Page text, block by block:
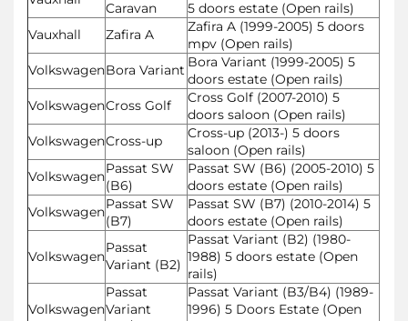
Caravan
5 doors estate (Open rails)
Vauxhall
Zafira A
Zafira A (1999-2005) 5 doors
mpv (Open rails)
VolkswagenBora Variant Bora Variant (1999-2005) 5
doors estate (Open rails)
VolkswagenCross Golf
Cross Golf (2007-2010) 5
doors saloon (Open rails)
VolkswagenCross-up
Cross-up (2013-) 5 doors
saloon (Open rails)
VolkswagenPassat SW
(B6)
Passat SW (B6) (2005-2010) 5
doors estate (Open rails)
VolkswagenPassat SW
(B7)
Passat SW (B7) (2010-2014) 5
doors estate (Open rails)
Volkswagen
Passat
Variant (B2)
Passat Variant (B2) (1980-
1988) 5 doors estate (Open
rails)
Volkswagen
Passat
Variant
Passat Variant (B3/B4) (1989-
1996) 5 Doors Estate (Open